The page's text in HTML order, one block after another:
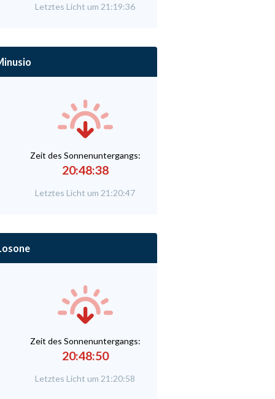
Letztes Licht um 21:19:36
Zeit des Sonnenuntergangs:
20:48:38
Letztes Licht um 21:20:47
Zeit des Sonnenuntergangs:
20:48:50
Letztes Licht um 21:20:58